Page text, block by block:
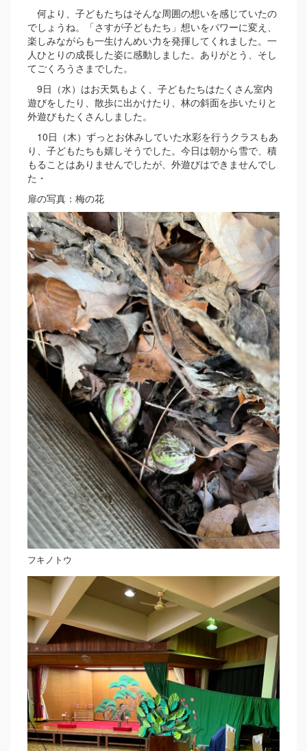
何より、子どもたちはそんな周囲の想いを感じていたの
でしょうね。「さすが子どもたち」想いをパワーに変え、
楽しみながらも一生けんめい力を発揮してくれました。一
人ひとりの成長した姿に感動しました。ありがとう、そし
てごくろうさまでした。
9日（水）はお天気もよく、子どもたちはたくさん室内
遊びをしたり、散歩に出かけたり、林の斜面を歩いたりと
外遊びもたくさんしました。
10日（木）ずっとお休みしていた水彩を行うクラスもあ
り、子どもたちも嬉しそうでした。今日は朝から雪で、積
もることはありませんでしたが、外遊びはできませんでし
た・
扉の写真：梅の花
フキノトウ